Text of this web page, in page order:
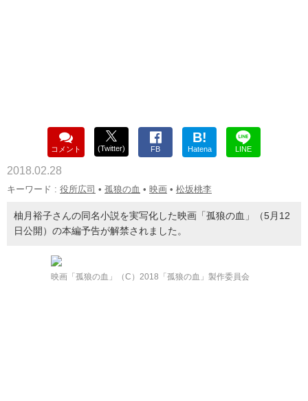
コメント (Twitter) FB
B!
Hatena LINE
2018.02.28
キーワード : 役所広司 • 孤狼の血 • 映画 • 松坂桃李
柚月裕子さんの同名小説を実写化した映画「孤狼の血」（5月12
日公開）の本編予告が解禁されました。
映画「孤狼の血」（C）2018「孤狼の血」製作委員会